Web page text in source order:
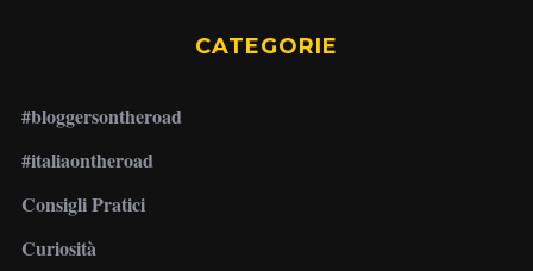
CATEGORIE
#bloggersontheroad
#italiaontheroad
Consigli Pratici
Curiosità